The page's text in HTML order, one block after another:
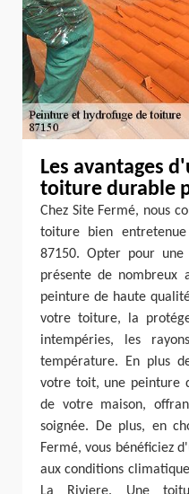
Les avantages
toiture durable
Chez Site Fermé, nous
toiture bien
87150. Opter pour
présente de nombreux
peinture de haute
votre toiture, la
intempéries, les
température. En plus
votre toit, une peinture
de votre maison,
soignée. De plus, en
Fermé, vous bénéficiez
aux conditions
La Riviere. Une